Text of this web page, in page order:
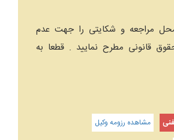
محل مراجعه و شکایتی را جهت عدم
قانونی مطرح نمایید . قطعا به
مشاهده رزومه وکیل